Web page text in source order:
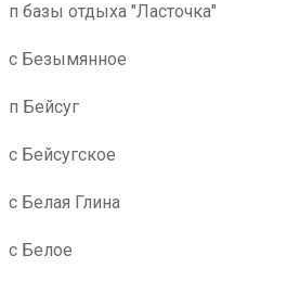
п базы отдыха "Ласточка"
с Безымянное
п Бейсуг
с Бейсугское
с Белая Глина
с Белое